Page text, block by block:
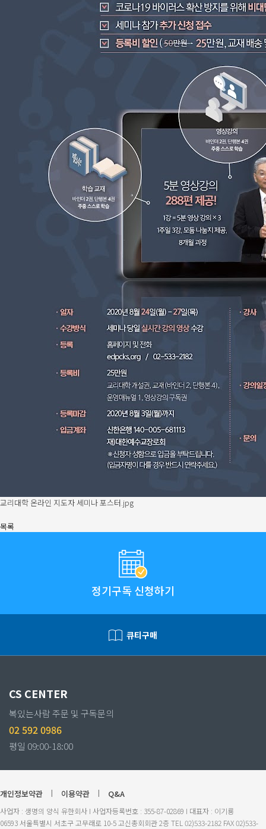
교리대학 온라인 지도자 세미나 포스터.jpg
목록
정기구독 신청하기
큐티구매
CS CENTER
복있는사람 주문 및 구독문의
02 592 0986
평일 09:00-18:00
개인정보약관 | 이용약관 | Q&A
사업자 : 생명의 양식 유한회사 I 사업자등록번호 : 355-87-02869 I 대표자 : 이기룡
06593 서울특별시 서초구 고무래로 10-5 고신총회회관 2층 TEL 02)533-2182 FAX 02)533-